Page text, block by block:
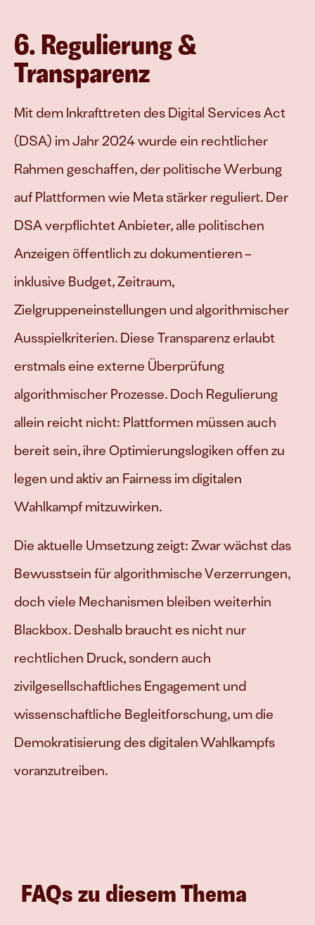
6. Regulierung &
Transparenz
Mit dem Inkrafttreten des Digital Services Act
(DSA) im Jahr 2024 wurde ein rechtlicher
Rahmen geschaffen, der politische Werbung
auf Plattformen wie Meta stärker reguliert. Der
DSA verpflichtet Anbieter, alle politischen
Anzeigen öffentlich zu dokumentieren –
inklusive Budget, Zeitraum,
Zielgruppeneinstellungen und algorithmischer
Ausspielkriterien. Diese Transparenz erlaubt
erstmals eine externe Überprüfung
algorithmischer Prozesse. Doch Regulierung
allein reicht nicht: Plattformen müssen auch
bereit sein, ihre Optimierungslogiken offen zu
legen und aktiv an Fairness im digitalen
Wahlkampf mitzuwirken.
Die aktuelle Umsetzung zeigt: Zwar wächst das
Bewusstsein für algorithmische Verzerrungen,
doch viele Mechanismen bleiben weiterhin
Blackbox. Deshalb braucht es nicht nur
rechtlichen Druck, sondern auch
zivilgesellschaftliches Engagement und
wissenschaftliche Begleitforschung, um die
Demokratisierung des digitalen Wahlkampfs
voranzutreiben.
FAQs zu diesem Thema